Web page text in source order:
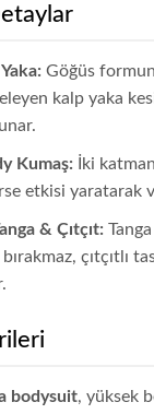
Göğüs
kalp yaka
Kumaş: İki
etkisi yaratarak
& Çıtçıt:
çıtçıtlı
bodysuit, yüksek